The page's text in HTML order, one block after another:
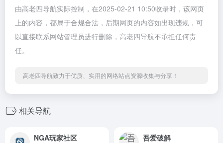
由高老四导航实际控制，在2025-02-21 10:50收录时，该网页
上的内容，都属于合规合法，后期网页的内容如出现违规，可
以直接联系网站管理员进行删除，高老四导航不承担任何责
任。
高老四导航致力于优质、实用的网络站点资源收集与分享！
相关导航
NGA玩家社区 吾爱破解